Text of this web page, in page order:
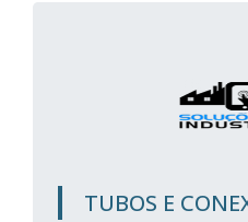
TUBOS E